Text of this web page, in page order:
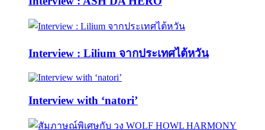
Interview : Lilium จากประเทศไต้หวัน
Interview with ‘natori’